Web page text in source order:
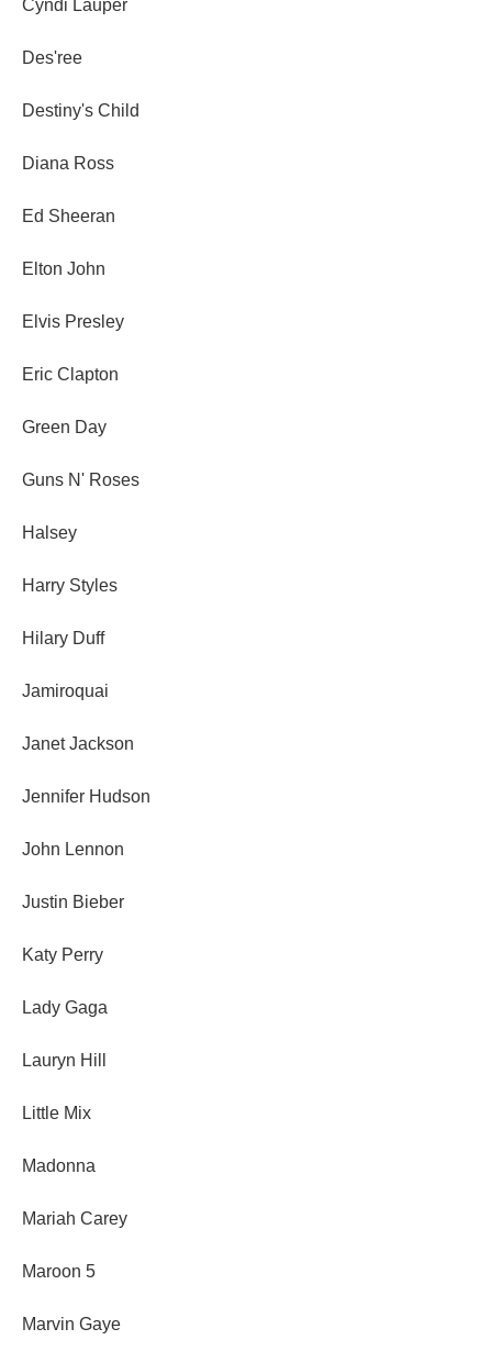
Cyndi Lauper
Des'ree
Destiny's Child
Diana Ross
Ed Sheeran
Elton John
Elvis Presley
Eric Clapton
Green Day
Guns N' Roses
Halsey
Harry Styles
Hilary Duff
Jamiroquai
Janet Jackson
Jennifer Hudson
John Lennon
Justin Bieber
Katy Perry
Lady Gaga
Lauryn Hill
Little Mix
Madonna
Mariah Carey
Maroon 5
Marvin Gaye